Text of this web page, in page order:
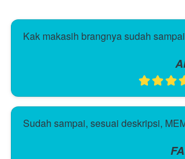
Kak makasih brangnya sudah
Sudah sampai, sesuai deskripsi,